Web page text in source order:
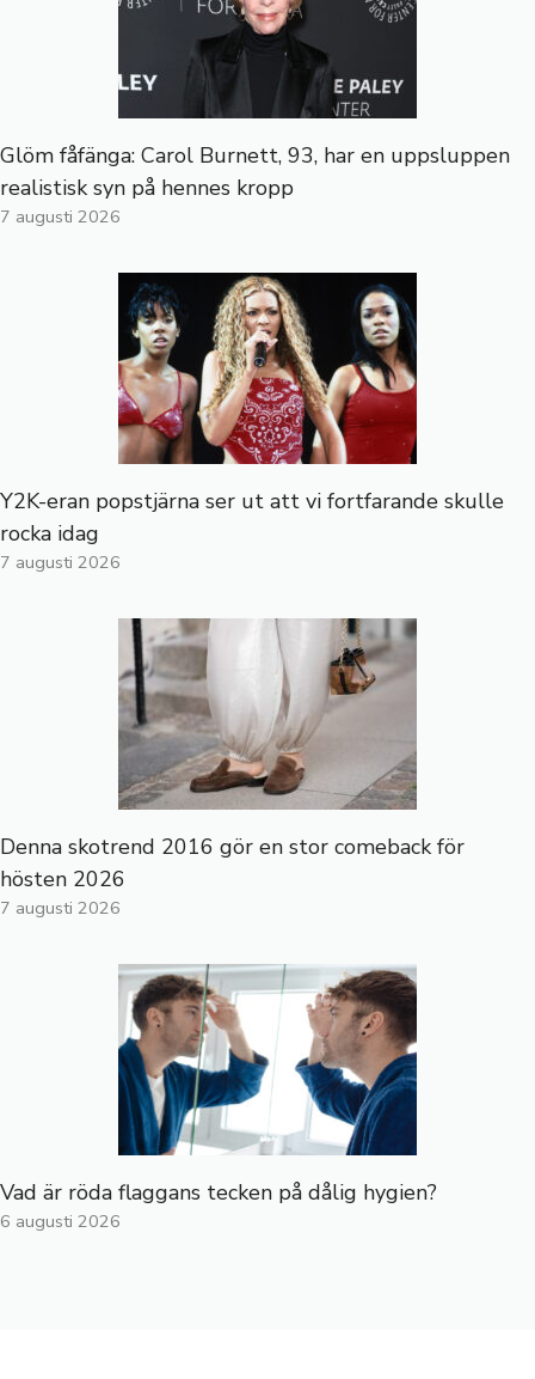
Glöm fåfänga: Carol Burnett, 93, har en uppsluppen
realistisk syn på hennes kropp
7 augusti 2026
Y2K-eran popstjärna ser ut att vi fortfarande skulle
rocka idag
7 augusti 2026
Denna skotrend 2016 gör en stor comeback för
hösten 2026
7 augusti 2026
Vad är röda flaggans tecken på dålig hygien?
6 augusti 2026